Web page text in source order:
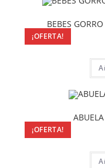
¡OFERTA!
BEBES
¡OFERTA!